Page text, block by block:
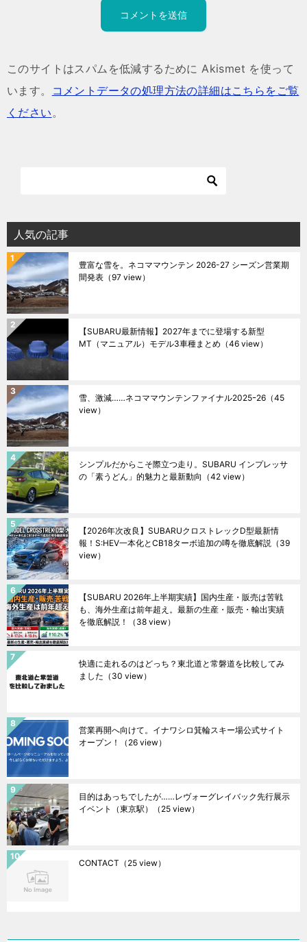
このサイトはスパムを低減するために Akismet を使って
います。
コメントデータの処理方法の詳細はこちらをご覧
ください。
人気の記事
豊富な雪を。ネコママウンテン 2026-27 シーズン営業期
間発表 （97 view）
【SUBARU最新情報】2027年までに登場する新型
MT（マニュアル）モデル3車種まとめ （46 view）
雪、激減……ネコママウンテンファイナル2025ｰ26 （45
view）
シンプルだからこそ際立つ走り。SUBARU インプレッサ
の「素うどん」的魅力と最新動向 （42 view）
【2026年次改良】SUBARUクロストレックD型最新情
報！S:HEV一本化とCB18ターボ追加の噂を徹底解説 （39
view）
【SUBARU 2026年上半期実績】国内生産・販売は苦戦
も、海外生産は前年超え。最新の生産・販売・輸出実績
を徹底解説！
（38 view）
快適に走れるのはどっち？東北道と常磐道を比較してみ
ました （30 view）
営業再開へ向けて。イナワシロ箕輪スキー場公式サイト
オープン！
（26 view）
目的はあっちでしたが……レヴォーグレイバック先行展示
イベント（東京駅）
（25 view）
CONTACT （25 view）